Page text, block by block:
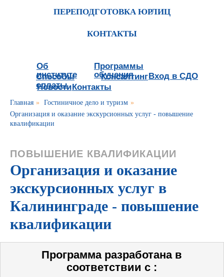
ПЕРЕПОДГОТОВКА ЮРЛИЦ
КОНТАКТЫ
Об
институте
Программы
обучения
Способы
оплаты
Консалтинг
Новости
Вход в СДО
Контакты
Главная » Гостиничное дело и туризм »
Организация и оказание экскурсионных услуг - повышение
квалификации
ПОВЫШЕНИЕ КВАЛИФИКАЦИИ
Организация и оказание
экскурсионных услуг в
Калининграде - повышение
квалификации
Программа разработана в
соответствии с :